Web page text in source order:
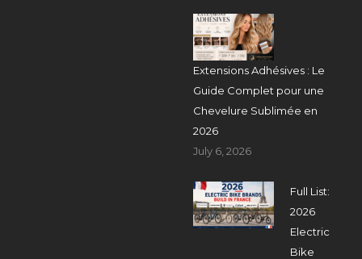
Extensions Adhésives : Le
Guide Complet pour une
Chevelure Sublimée en
2026
July 6, 2026
Full List:
2026
Electric
Bike